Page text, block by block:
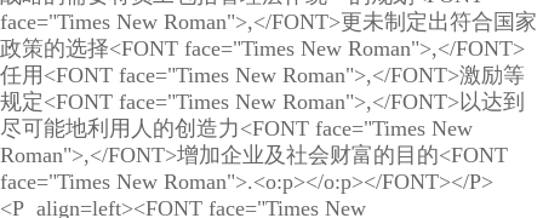
face="Times New Roman">,</FONT>更未制定出符合国家
政策的选择<FONT face="Times New Roman">,</FONT>
任用<FONT face="Times New Roman">,</FONT>激励等
规定<FONT face="Times New Roman">,</FONT>以达到
尽可能地利用人的创造力<FONT face="Times New
Roman">,</FONT>增加企业及社会财富的目的<FONT
face="Times New Roman">.<o:p></o:p></FONT></P>
<P align=left><FONT face="Times New